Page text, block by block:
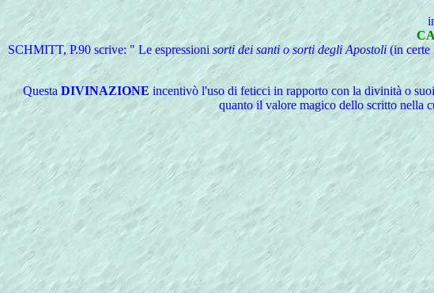
SCHMITT, P.90 scrive: " Le espressioni sorti dei santi o sorti degli Apostoli(in certe
Questa DIVINAZIONEincentivò l'uso di feticci in rapporto con la divinità o
quanto il valore magico dello scritto nella